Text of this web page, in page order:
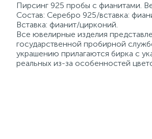
Пирсинг 925 пробы с фианитами.
Состав: Серебро 925/вставка:
Вставка: фианит/цирконий.
Все ювелирные изделия
государственной пробирной
украшению прилагаются бирка с
реальных из-за особенностей